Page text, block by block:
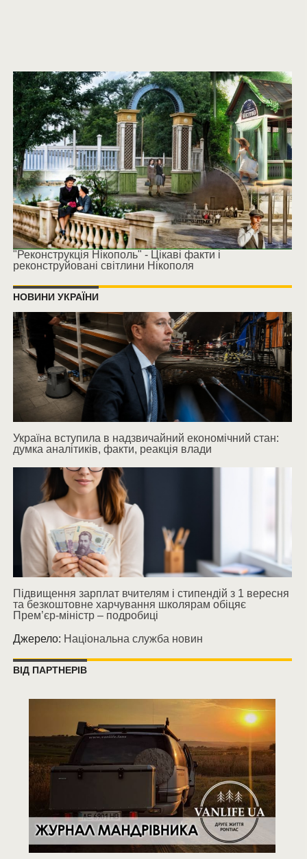
"Реконструкція Нікополь" - Цікаві факти і
реконструйовані світлини Нікополя
НОВИНИ УКРАЇНИ
Україна вступила в надзвичайний економічний стан:
думка аналітиків, факти, реакція влади
Підвищення зарплат вчителям і стипендій з 1 вересня
та безкоштовне харчування школярам обіцяє
Прем’єр-міністр – подробиці
Джерело: Національна служба новин
ВІД ПАРТНЕРІВ